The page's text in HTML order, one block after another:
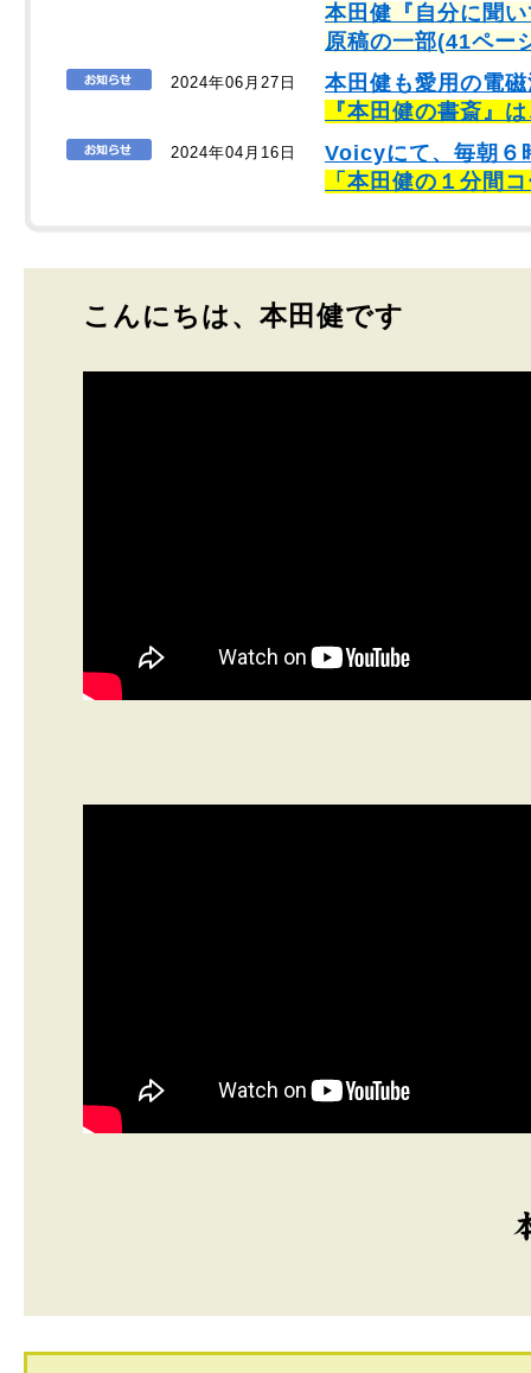
本田健『自分に聞
原稿の一部(41ペー
2024年06月27日
本田健も愛用の電
『本田健の書斎』
2024年04月16日
Voicyにて、毎朝６
「本田健の１分間
こんにちは、本田健です